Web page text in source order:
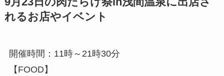
れるお店やイベント
開催時間：11時～21時30分
【FOOD】